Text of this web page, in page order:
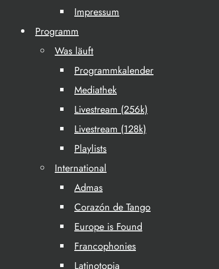
Impressum
Programm
Was läuft
Programmkalender
Mediathek
Livestream (256k)
Livestream (128k)
Playlists
International
Admas
Corazón de Tango
Europe is Found
Francophonies
Latinotopia